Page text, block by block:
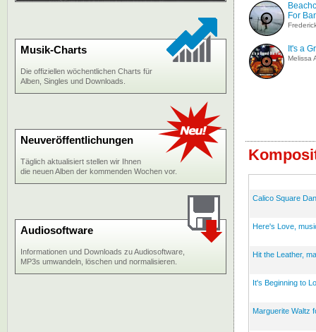
For
It's a
Melissa
Calico Square
Here's Love,
Hit the Leather,
It's Beginning to
Marguerite Waltz
Musik-Charts
Die offiziellen wöchentlichen Charts für
Alben, Singles und Downloads.
Neuveröffentlichungen
Täglich aktualisiert stellen wir Ihnen
die neuen Alben der kommenden Wochen vor.
Audiosoftware
Informationen und Downloads zu Audiosoftware,
MP3s umwandeln, löschen und normalisieren.